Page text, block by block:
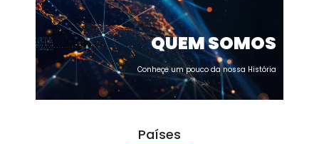
QUEM SOMOS
Conheçe um pouco da nossa História
Países